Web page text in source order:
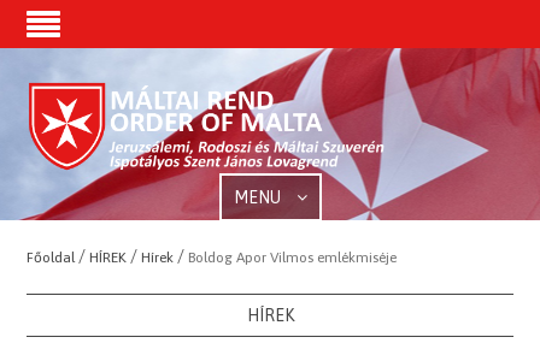
MENU
Főoldal /HÍREK /Hírek / Boldog Apor Vilmos emlékmiséje
HÍREK